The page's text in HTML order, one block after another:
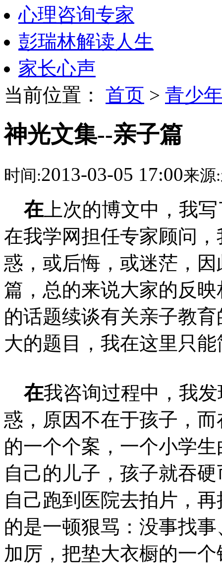
心理咨询专家
彭瑞林解读人生
家长心声
当前位置： 首页 > 青少
神光文集--亲子篇
时间:2013-03-05 17:00来源:
在 上次的博文中，我
在我学网担任专家顾问
惑，或后悔，或迷茫，
篇，总的来说大家的反
的话题续谈有关亲子教
大的题目，我在这里只
在我咨询过程中，我
惑，原因不在于孩子，
的一个个案，一个小学
自己的儿子，孩子就吞
自己跑到医院去拍片，
的是一顿狠骂：没事找
加厉，把垫大衣橱的一